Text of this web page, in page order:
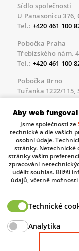
Sídlo společnosti
U Panasonicu 376,
Tel.: +420 461 100
Pobočka Praha
Třebízského nám.
Tel.: +420 461 100
Pobočka Brno
Tuřanka 1222/115,
Tel.:+420 461 100
Servisní linka pro
Po – Pá 8.30 –
tel:+420 733 421
Technická
Tel.:+420 461 100
Informace o
Ministry of
Aby web
Jsme společnosti ze
technické a dle vašich
osobní údaje.
stránky. Netechnické
stránky vašim
zpracování
udělit souhlas. Bližší
údajů, včetně
Technické
Analytika